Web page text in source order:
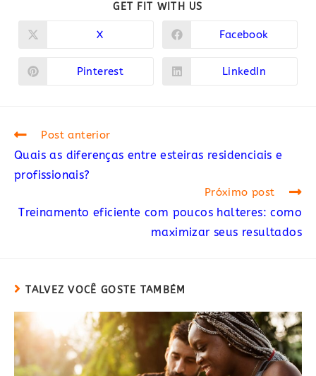
GET FIT WITH US
Abre
nova
janela
X
Abre
nova
janela
Facebook
Abre
Pinterest
Abre
LinkedIn
Read
articles
Post anterior
Quais as diferenças entre esteiras residenciais e
profissionais?
Próximo post
Treinamento eficiente com poucos halteres: como
maximizar seus resultados
TALVEZ VOCÊ GOSTE TAMBÉM